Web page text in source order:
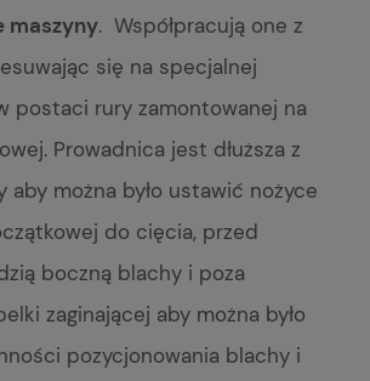
maszyny. Współpracują one z
się na specjalnej
postaci rury zamontowanej na
Prowadnica jest dłuższa z
aby można było ustawić nożyce
do cięcia, przed
boczną blachy i poza
zaginającej aby można było
pozycjonowania blachy i